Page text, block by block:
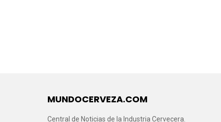
MUNDOCERVEZA.COM
Central de Noticias de la Industria Cervecera.